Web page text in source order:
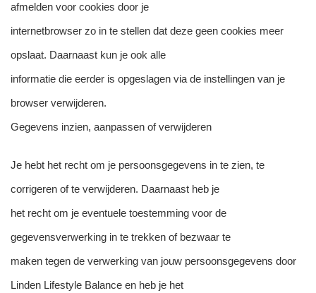
afmelden voor cookies door je
internetbrowser zo in te stellen dat deze geen cookies meer
opslaat. Daarnaast kun je ook alle
informatie die eerder is opgeslagen via de instellingen van je
browser verwijderen.
Gegevens inzien, aanpassen of verwijderen
Je hebt het recht om je persoonsgegevens in te zien, te
corrigeren of te verwijderen. Daarnaast heb je
het recht om je eventuele toestemming voor de
gegevensverwerking in te trekken of bezwaar te
maken tegen de verwerking van jouw persoonsgegevens door
Linden Lifestyle Balance en heb je het